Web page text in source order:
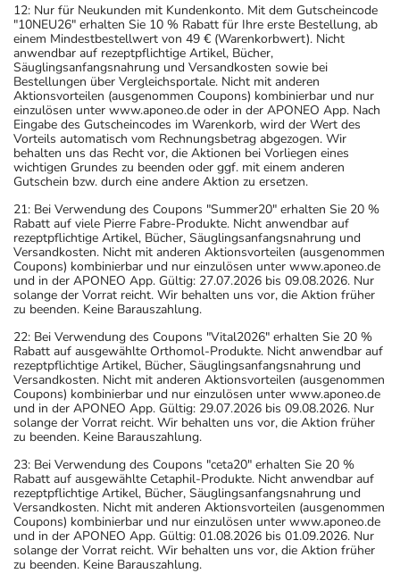
12: Nur für Neukunden mit Kundenkonto. Mit dem Gutscheincode
"10NEU26" erhalten Sie 10 % Rabatt für Ihre erste Bestellung, ab
einem Mindestbestellwert von 49 € (Warenkorbwert). Nicht
anwendbar auf rezeptpflichtige Artikel, Bücher,
Säuglingsanfangsnahrung und Versandkosten sowie bei
Bestellungen über Vergleichsportale. Nicht mit anderen
Aktionsvorteilen (ausgenommen Coupons) kombinierbar und nur
einzulösen unter www.aponeo.de oder in der APONEO App. Nach
Eingabe des Gutscheincodes im Warenkorb, wird der Wert des
Vorteils automatisch vom Rechnungsbetrag abgezogen. Wir
behalten uns das Recht vor, die Aktionen bei Vorliegen eines
wichtigen Grundes zu beenden oder ggf. mit einem anderen
Gutschein bzw. durch eine andere Aktion zu ersetzen.
21: Bei Verwendung des Coupons "Summer20" erhalten Sie 20 %
Rabatt auf viele Pierre Fabre-Produkte. Nicht anwendbar auf
rezeptpflichtige Artikel, Bücher, Säuglingsanfangsnahrung und
Versandkosten. Nicht mit anderen Aktionsvorteilen (ausgenommen
Coupons) kombinierbar und nur einzulösen unter www.aponeo.de
und in der APONEO App. Gültig: 27.07.2026 bis 09.08.2026. Nur
solange der Vorrat reicht. Wir behalten uns vor, die Aktion früher
zu beenden. Keine Barauszahlung.
22: Bei Verwendung des Coupons "Vital2026" erhalten Sie 20 %
Rabatt auf ausgewählte Orthomol-Produkte. Nicht anwendbar auf
rezeptpflichtige Artikel, Bücher, Säuglingsanfangsnahrung und
Versandkosten. Nicht mit anderen Aktionsvorteilen (ausgenommen
Coupons) kombinierbar und nur einzulösen unter www.aponeo.de
und in der APONEO App. Gültig: 29.07.2026 bis 09.08.2026. Nur
solange der Vorrat reicht. Wir behalten uns vor, die Aktion früher
zu beenden. Keine Barauszahlung.
23: Bei Verwendung des Coupons "ceta20" erhalten Sie 20 %
Rabatt auf ausgewählte Cetaphil-Produkte. Nicht anwendbar auf
rezeptpflichtige Artikel, Bücher, Säuglingsanfangsnahrung und
Versandkosten. Nicht mit anderen Aktionsvorteilen (ausgenommen
Coupons) kombinierbar und nur einzulösen unter www.aponeo.de
und in der APONEO App. Gültig: 01.08.2026 bis 01.09.2026. Nur
solange der Vorrat reicht. Wir behalten uns vor, die Aktion früher
zu beenden. Keine Barauszahlung.